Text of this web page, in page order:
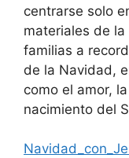
centrarse solo
materiales de
familias a
de la Navidad,
como el amor,
nacimiento del